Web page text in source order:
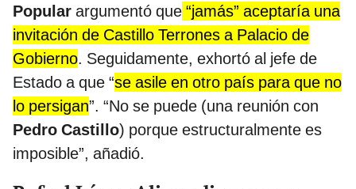
Popular argumentó que “jamás” aceptaría una
invitación de Castillo Terrones a Palacio de
Gobierno. Seguidamente, exhortó al jefe de
Estado a que “se asile en otro país para que no
lo persigan”. “No se puede (una reunión con
Pedro Castillo) porque estructuralmente es
imposible”, añadió.